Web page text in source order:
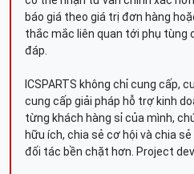
báo giá theo giá trị đơn hàng
thắc mắc liên quan tới phụ tùng
đáp.
ICSPARTS không chỉ cung cấp,
cung cấp giải pháp hỗ trợ kinh
từng khách hàng sỉ của mình,
hữu ích, chia sẻ cơ hội và chia
đối tác bền chặt hơn. Project